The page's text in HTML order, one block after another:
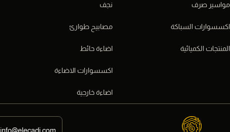
مواسير صرف
اكسسوارات السباكة
المنتجات الكميائية
نجف
مصابيح طوارئ
اضاءة حائط
اكسسوارات الاضاءة
اضاءة خارجية
info@elecadi.com